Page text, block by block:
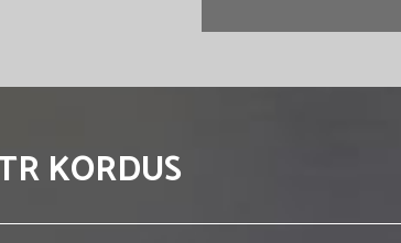
KORDUS